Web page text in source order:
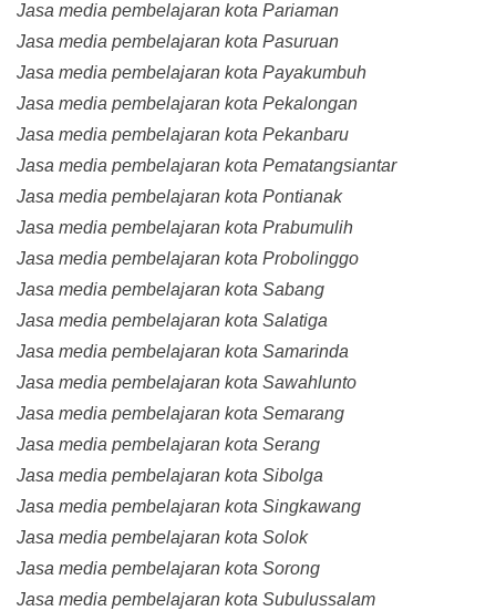
Jasa media pembelajaran kota Pariaman
Jasa media pembelajaran kota Pasuruan
Jasa media pembelajaran kota Payakumbuh
Jasa media pembelajaran kota Pekalongan
Jasa media pembelajaran kota Pekanbaru
Jasa media pembelajaran kota Pematangsiantar
Jasa media pembelajaran kota Pontianak
Jasa media pembelajaran kota Prabumulih
Jasa media pembelajaran kota Probolinggo
Jasa media pembelajaran kota Sabang
Jasa media pembelajaran kota Salatiga
Jasa media pembelajaran kota Samarinda
Jasa media pembelajaran kota Sawahlunto
Jasa media pembelajaran kota Semarang
Jasa media pembelajaran kota Serang
Jasa media pembelajaran kota Sibolga
Jasa media pembelajaran kota Singkawang
Jasa media pembelajaran kota Solok
Jasa media pembelajaran kota Sorong
Jasa media pembelajaran kota Subulussalam